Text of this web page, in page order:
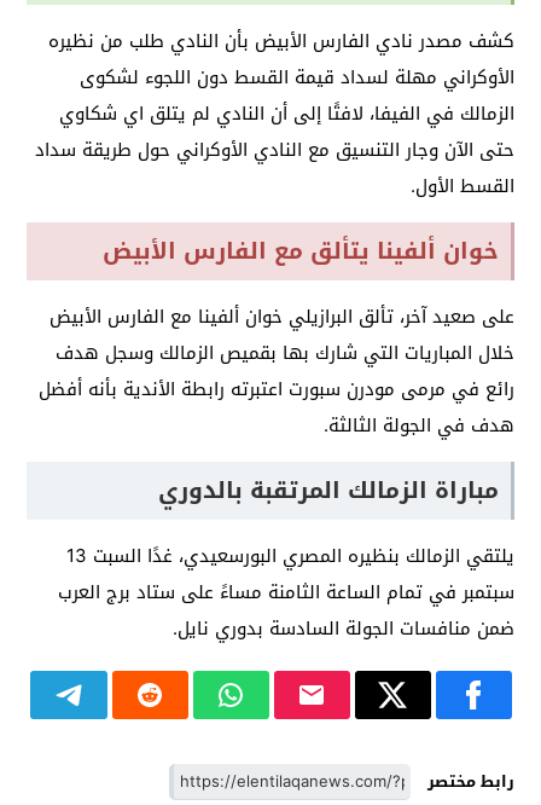
كشف مصدر نادي الفارس الأبيض بأن النادي طلب من نظيره
الأوكراني مهلة لسداد قيمة القسط دون اللجوء لشكوى
الزمالك في الفيفا، لافتًا إلى أن النادي لم يتلق اي شكاوي
حتى الآن وجار التنسيق مع النادي الأوكراني حول طريقة سداد
القسط الأول.
خوان ألفينا يتألق مع الفارس الأبيض
على صعيد آخر، تألق البرازيلي خوان ألفينا مع الفارس الأبيض
خلال المباريات التي شارك بها بقميص الزمالك وسجل هدف
رائع في مرمى مودرن سبورت اعتبرته رابطة الأندية بأنه أفضل
هدف في الجولة الثالثة.
مباراة الزمالك المرتقبة بالدوري
يلتقي الزمالك بنظيره المصري البورسعيدي، غدًا السبت 13
سبتمبر في تمام الساعة الثامنة مساءً على ستاد برج العرب
ضمن منافسات الجولة السادسة بدوري نايل.
رابط مختصر